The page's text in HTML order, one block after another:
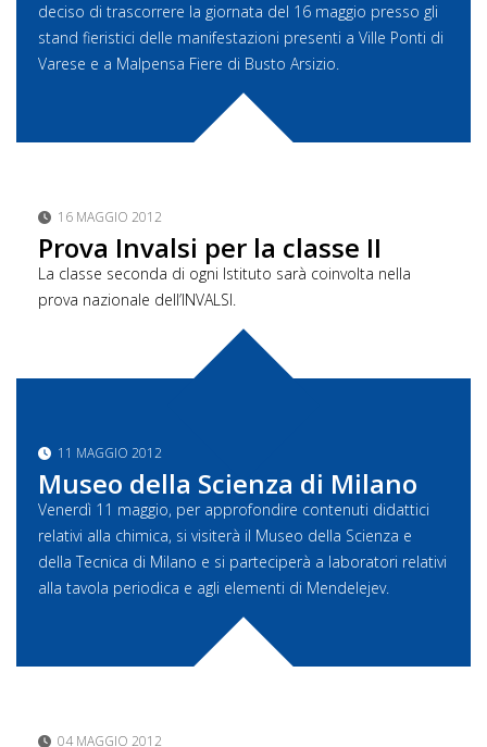
deciso di trascorrere la giornata del 16 maggio presso gli
stand fieristici delle manifestazioni presenti a Ville Ponti di
Varese e a Malpensa Fiere di Busto Arsizio.
16 MAGGIO 2012
Prova Invalsi per la classe II
La classe seconda di ogni Istituto sarà coinvolta nella
prova nazionale dell’INVALSI.
11 MAGGIO 2012
Museo della Scienza di Milano
Venerdì 11 maggio, per approfondire contenuti didattici
relativi alla chimica, si visiterà il Museo della Scienza e
della Tecnica di Milano e si parteciperà a laboratori relativi
alla tavola periodica e agli elementi di Mendelejev.
04 MAGGIO 2012